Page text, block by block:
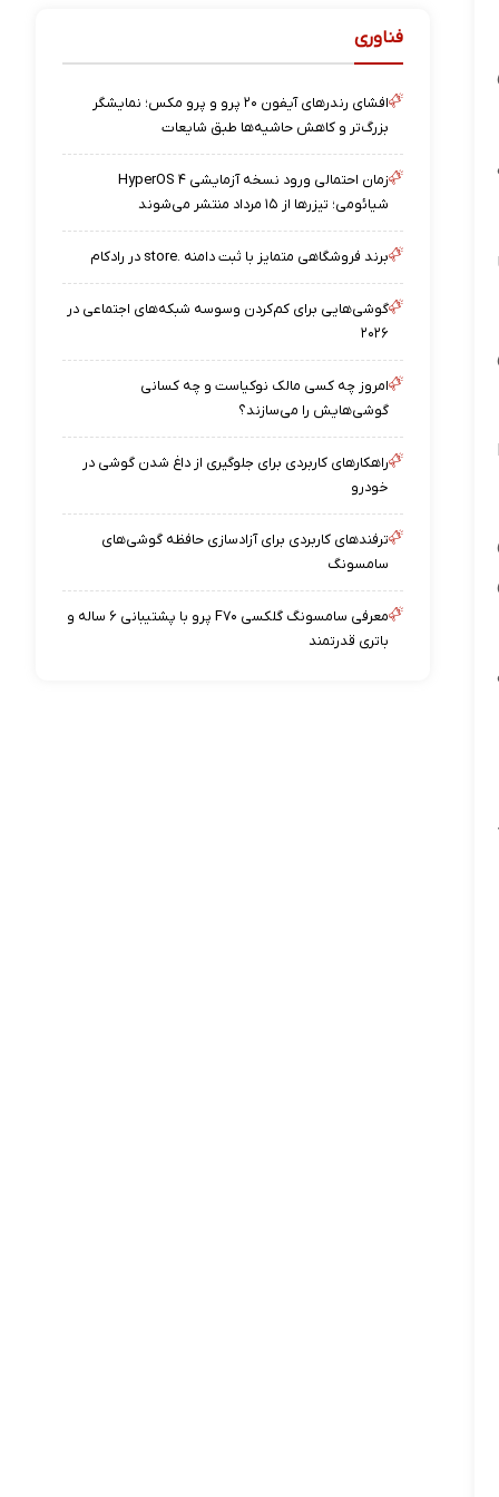
فناوری
افشای رندرهای آیفون ۲۰ پرو و پرو مکس؛ نمایشگر
بزرگ‌تر و کاهش حاشیه‌ها طبق شایعات
زمان احتمالی ورود نسخه آزمایشی HyperOS ۴
شیائومی؛ تیزرها از ۱۵ مرداد منتشر می‌شوند
برند فروشگاهی متمایز با ثبت دامنه .store در رادکام
گوشی‌هایی برای کم‌کردن وسوسه شبکه‌های اجتماعی در
۲۰۲۶
امروز چه کسی مالک نوکیاست و چه کسانی
گوشی‌هایش را می‌سازند؟
راهکارهای کاربردی برای جلوگیری از داغ شدن گوشی در
خودرو
ترفندهای کاربردی برای آزادسازی حافظه گوشی‌های
سامسونگ
معرفی سامسونگ گلکسی F۷۰ پرو با پشتیبانی ۶ ساله و
باتری قدرتمند